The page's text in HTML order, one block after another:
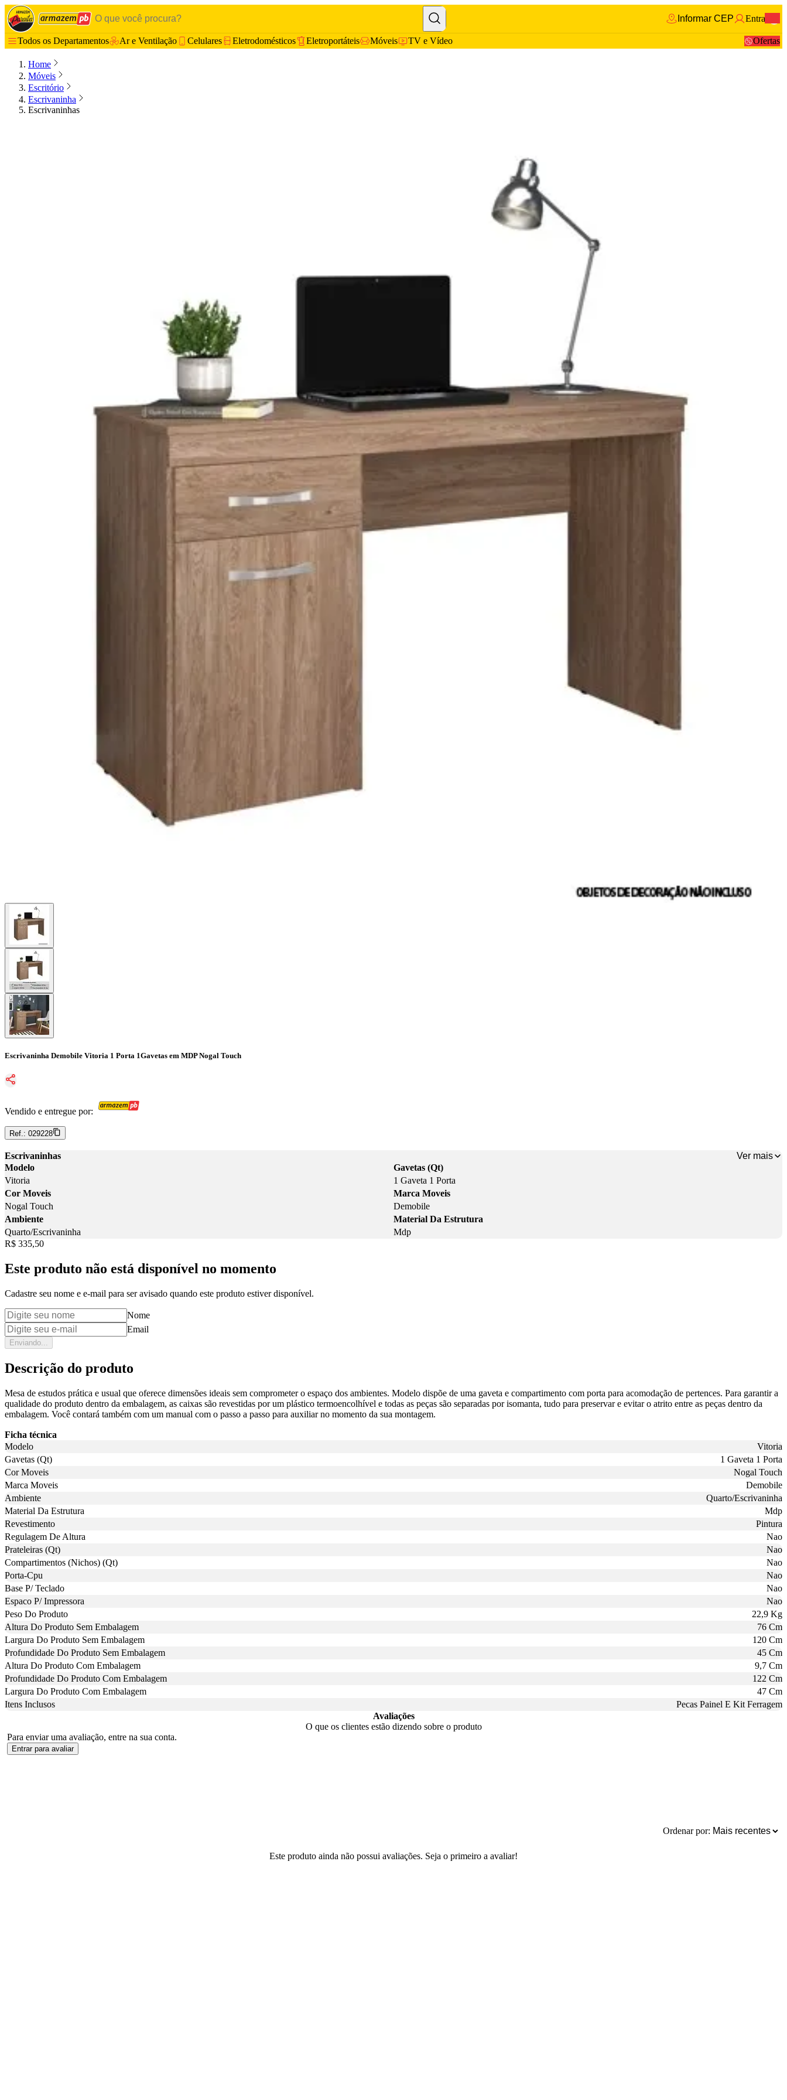
Informar CEP Entrar
Todos os Departamentos Ar e Ventilação Celulares Eletrodomésticos Eletroportáteis Móveis TV e Vídeo Ofertas
Home
Móveis
Escritório
Escrivaninha
Escrivaninhas
Escrivaninha Demobile Vitoria 1 Porta 1Gavetas em MDP Nogal Touch
Vendido e entregue por:
Ref.: 029228
Escrivaninhas
Ver mais
Modelo
Vitoria
Gavetas (Qt)
1 Gaveta 1 Porta
Cor Moveis
Nogal Touch
Marca Moveis
Demobile
Ambiente
Quarto/Escrivaninha
Material Da Estrutura
Mdp
Price:
R$ 335,50
Este produto não está disponível no momento
Cadastre seu nome e e-mail para ser avisado quando este produto estiver disponível.
Nome
Email
Enviando...
Descrição do produto
Mesa de estudos prática e usual que oferece dimensões ideais sem comprometer o espaço dos ambientes. Modelo dispõe de uma gaveta e compartimento com porta para acomodação de pertences. Para garantir a
qualidade do produto dentro da embalagem, as caixas são revestidas por um plástico termoencolhível e todas as peças são separadas por isomanta, tudo para preservar e evitar o atrito entre as peças dentro da
embalagem. Você contará também com um manual com o passo a passo para auxiliar no momento da sua montagem.
Ficha técnica
Modelo
Vitoria
Gavetas (Qt)
1 Gaveta 1 Porta
Cor Moveis
Nogal Touch
Marca Moveis
Demobile
Ambiente
Quarto/Escrivaninha
Material Da Estrutura
Mdp
Revestimento
Pintura
Regulagem De Altura
Nao
Prateleiras (Qt)
Nao
Compartimentos (Nichos) (Qt)
Nao
Porta-Cpu
Nao
Base P/ Teclado
Nao
Espaco P/ Impressora
Nao
Peso Do Produto
22,9 Kg
Altura Do Produto Sem Embalagem
76 Cm
Largura Do Produto Sem Embalagem
120 Cm
Profundidade Do Produto Sem Embalagem
45 Cm
Altura Do Produto Com Embalagem
9,7 Cm
Profundidade Do Produto Com Embalagem
122 Cm
Largura Do Produto Com Embalagem
47 Cm
Itens Inclusos
Pecas Painel E Kit Ferragem
Avaliações
O que os clientes estão dizendo sobre o produto
Para enviar uma avaliação, entre na sua conta.
Entrar para avaliar
Ordenar por:
Este produto ainda não possui avaliações. Seja o primeiro a avaliar!